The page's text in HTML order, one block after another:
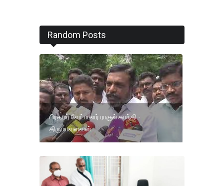
Random Posts
பிரதமர் வேட்பாளர் ராகுல் காந்தி -
திருமாவளவன்